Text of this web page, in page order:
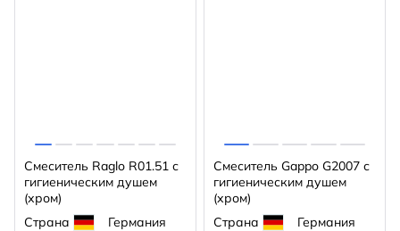
Смеситель Raglo R01.51 с
гигиеническим душем
(хром)
Страна
Германия
Смеситель Gappo G2007 с
гигиеническим душем
(хром)
Страна
Германия